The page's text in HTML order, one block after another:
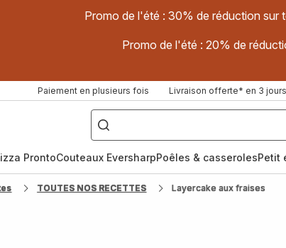
Promo de l'été : 30% de réduction sur
Promo de l'été : 20% de
Paiement en plusieurs fois Livraison offerte* en 3 jours
["Poêles
inox,
Cake
Factory,
ProntoCouteaux EversharpPoêles & casserolesPetit
TOUTES NOS RECETTES Layercake aux fraises